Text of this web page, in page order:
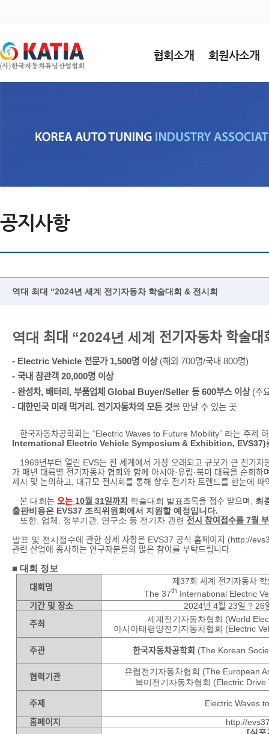
협회소개 회원사소개
공지사항
역대 최대 “2024년 세계 전기자동차 학술대회 & 전시회
역대 최대 “2024년 세계 전기자동차 학술대
- Electric Vehicle 전문가 1,500명 이상(해외 700명/국내 800명)
- 국내 참관객 20,000명 이상
- 완성차, 배터리 , 부품업체 Global Buyer/Seller 등600부스 이상(주
- 대한민국 미래 먹거리 , 전기자동차의 모든 것을 만날 수 있는 곳
한국자동차공학회는 “Electric Waves to Future Mobility” 라는 주제
International Electric Vehicle Symposium & Exhibition, EVS37)
1969년부터 열린 EVS는 전 세계에서 가장 오래되고 규모가 큰 전기자
가 매년 대륙별 전기자동차 협회와 함께 아시아·유럽·북미 대륙을 순회하
제시 및 논의하고
대규모 전시회를 통해 향후 전기차 트렌드를 한눈에
본대회는오는 10월31일까지 학술대회 발표초록을 접수 받으며
최
출판비용은 EVS37 조직위원회에서 지원할 예정입니다.
또한 업체 정부기관 연구소 등 전기차 관련전시 참여접수를7월
발표 및 전시접수에 관한 상세 사항은 EVS37 공식 홈페이지 (http://
관련 산업에 종사하는 연구자분들의 많은 참여를 부탁드립니다
■ 대회 정보
대회명
제 37회 세계 전기자동차
The 37th International Electric
기간 및 장소
2024년4월 23일? 26
주최
세계전기자동차협회 (World
아시아태평양전기자동차협회 (Electric
주관 한국자동차공학회 (The Korean
협력기관
유럽전기자동차협회 (The European
북미전기자동차협회 (Electric Drive
주제
Electric Waves
홈페이지
http://